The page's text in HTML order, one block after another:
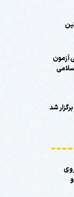
آزمون
شد